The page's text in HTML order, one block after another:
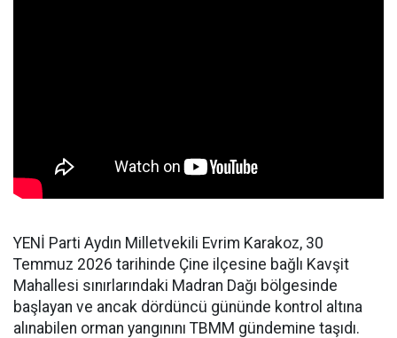
YENİ Parti Aydın Milletvekili Evrim Karakoz, 30
Temmuz 2026 tarihinde Çine ilçesine bağlı Kavşit
Mahallesi sınırlarındaki Madran Dağı bölgesinde
başlayan ve ancak dördüncü gününde kontrol altına
alınabilen orman yangınını TBMM gündemine taşıdı.